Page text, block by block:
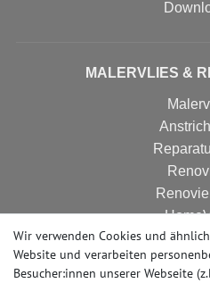
MALERVLIES &
Glattes
Wir verwenden Cookies und
Website und verarbeiten
Besucher:innen unserer Webseite